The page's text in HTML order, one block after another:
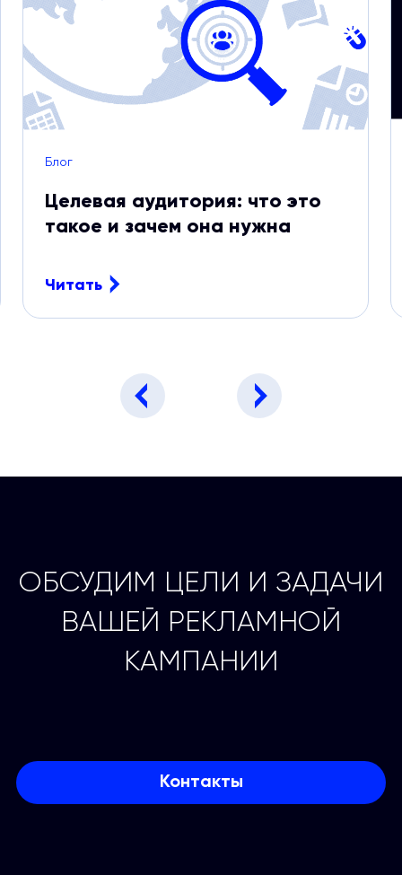
Блог
Целевая аудитория: что это
такое и зачем она нужна
Читать
ОБСУДИМ ЦЕЛИ И ЗАДАЧИ
ВАШЕЙ РЕКЛАМНОЙ
КАМПАНИИ
Контакты